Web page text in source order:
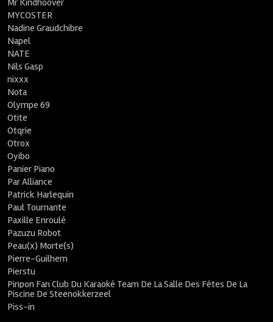
Mr Kindhoover
MYCOSTER
Nadine Graudchibre
Napel
NATE
Nils Gasp
nixxx
Nota
Olympe 69
Otite
Otqrie
Otrox
Oyibo
Panier Piano
Par Alliance
Patrick Harlequin
Paul Tournante
Paxille Enroulé
Pazuzu Robot
Peau(x) Morte(s)
Pierre-Guilhem
Pierstu
Pinpon Fan Club Du Karaoké Team De La Salle Des Fêtes De La
Piscine De Steenokkerzeel
Piss-in